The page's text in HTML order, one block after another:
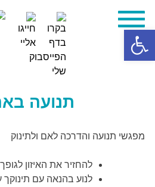
Skip
to
content
תנועה
מפגשי תנועה והדרכה לאם ולתינוק
להחזיר את האיזון
לנוע בהנאה עם
פתח סרגל נגישות